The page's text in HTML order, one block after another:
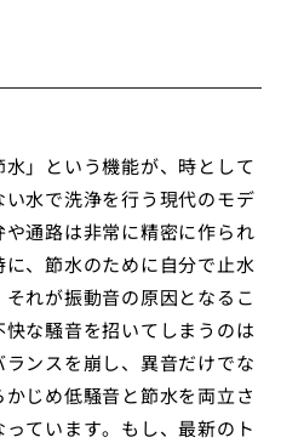
」という機能が、時として
水で洗浄を行う現代のモデ
通路は非常に精密に作られ
、節水のために自分で止水
れが振動音の原因となるこ
な騒音を招いてしまうのは
ンスを崩し、異音だけでな
じめ低騒音と節水を両立さ
ています。もし、最新のト